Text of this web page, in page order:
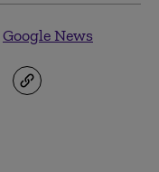
Google News